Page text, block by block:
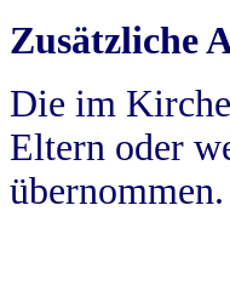
Zusätzliche
Die im
Eltern oder
übernommen.